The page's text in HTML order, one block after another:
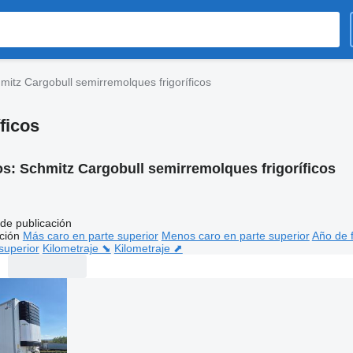
Cargobull semirremolques frigoríficos
Schmitz Cargobull semirremolques frigoríficos
publicación
Más caro en parte superior Menos caro en parte superior Año de
Kilometraje ⬊ Kilometraje ⬈